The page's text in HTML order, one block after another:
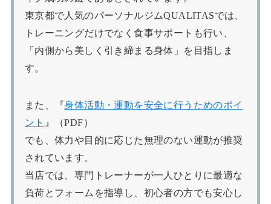
東京都で人気のパーソナルジムQUALITASでは、
トレーニングだけでなく食事サポートも行い、
「内側から美しく引き締まる身体」を目指しま
す。
また、『身体活動・運動を安全に行うためのポイ
ント 』（PDF）
でも、体力や目的に応じた無理のない運動が推奨
されています。
当店では、専門トレーナーが一人ひとりに最適な
負荷とフォームを指導し、初心者の方でも安心し